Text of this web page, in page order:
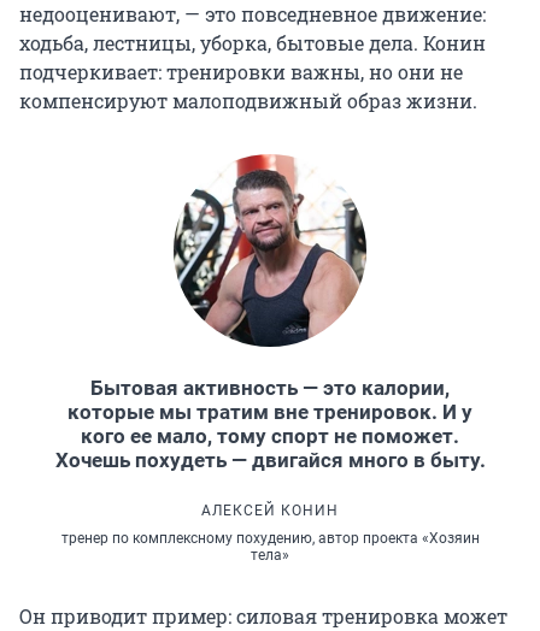
недооценивают, — это повседневное движение:
ходьба, лестницы, уборка, бытовые дела. Конин
подчеркивает: тренировки важны, но они не
компенсируют малоподвижный образ жизни.
Бытовая активность — это калории,
которые мы тратим вне тренировок. И у
кого ее мало, тому спорт не поможет.
Хочешь похудеть — двигайся много в быту.
АЛЕКСЕЙ КОНИН
тренер по комплексному похудению, автор проекта «Хозяин
тела»
Он приводит пример: силовая тренировка может